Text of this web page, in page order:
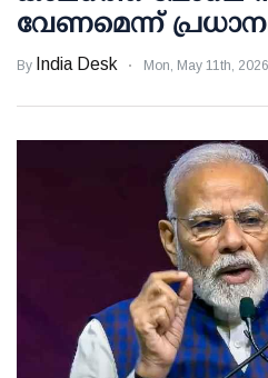
വേണമെന്ന്
By India Desk Mon, May 11th,